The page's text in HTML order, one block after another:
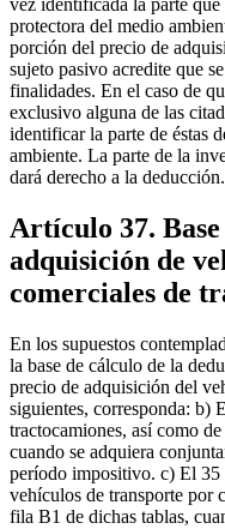
vez identificada la parte
protectora del medio
porción del precio de
sujeto pasivo acredite que
finalidades. En el caso de
exclusivo alguna de las
identificar la parte de éstas
ambiente. La parte de la
dará derecho a la deducción.
Artículo 37.
adquisición de
comerciales de
En los supuestos
la base de cálculo de la
precio de adquisición del
siguientes, corresponda: b)
tractocamiones, así como
cuando se adquiera
período impositivo. c) El 35
vehículos de transporte por
fila B1 de dichas tablas,